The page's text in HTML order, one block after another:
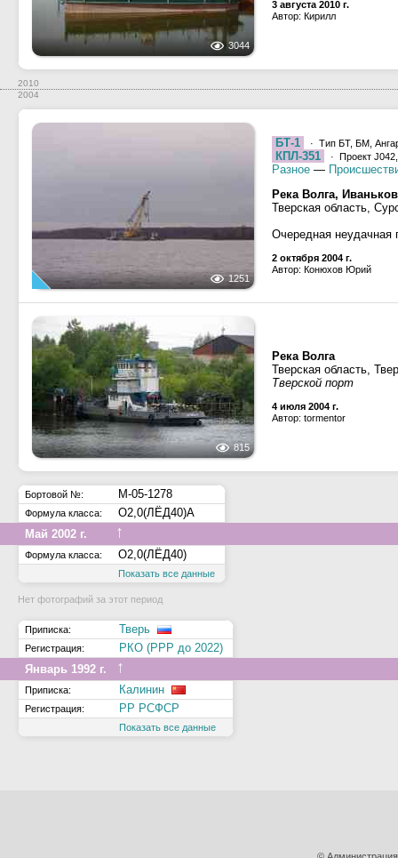
3044
3 августа 2010 г.
Автор: Кирилл
2010
2004
1251
БТ-1 · Тип БТ, БМ,
КПЛ-351 · Проект
Разное —
Река Волга,
Тверская область,
Очередная неудачная
2 октября 2004 г.
Автор: Конюхов Юрий
815
Река Волга
Тверская область,
Тверской порт
4 июля 2004 г.
Автор: tormentor
Бортовой №: М-05-1278
Формула класса:
О2,0(ЛЁД40)А
Май 2002 г.
↑
Формула класса: О2,0(ЛЁД40)
Показать все данные
Нет фотографий за этот период
Приписка: Тверь
Регистрация:
РКО (РРР до 2022)
Январь 1992 г.
↑
Приписка: Калинин
Регистрация: РР РСФСР
Показать все данные